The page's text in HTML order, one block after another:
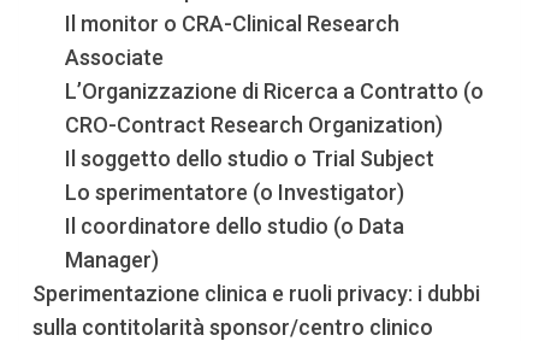
Il monitor o CRA-Clinical Research
Associate
L’Organizzazione di Ricerca a Contratto (o
CRO-Contract Research Organization)
Il soggetto dello studio o Trial Subject
Lo sperimentatore (o Investigator)
Il coordinatore dello studio (o Data
Manager)
Sperimentazione clinica e ruoli privacy: i dubbi
sulla contitolarità sponsor/centro clinico